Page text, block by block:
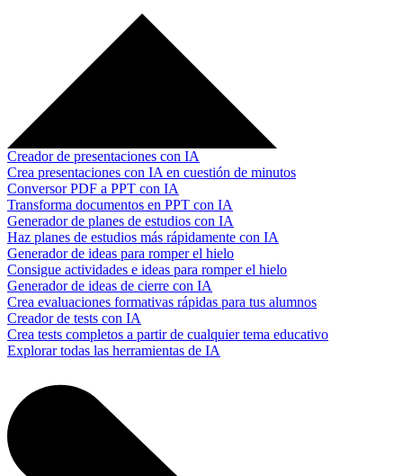
Creador de presentaciones con IA
Crea presentaciones con IA en cuestión de minutos
Conversor PDF a PPT con IA
Transforma documentos en PPT con IA
Generador de planes de estudios con IA
Haz planes de estudios más rápidamente con IA
Generador de ideas para romper el hielo
Consigue actividades e ideas para romper el hielo
Generador de ideas de cierre con IA
Crea evaluaciones formativas rápidas para tus alumnos
Creador de tests con IA
Crea tests completos a partir de cualquier tema educativo
Explorar todas las herramientas de IA